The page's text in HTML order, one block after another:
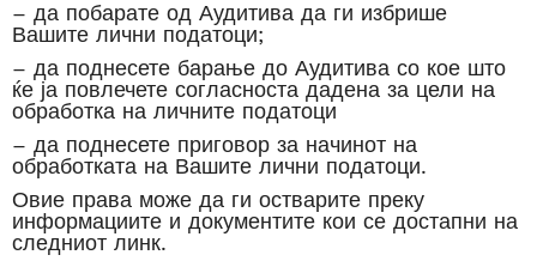
– да побарате од Аудитива да ги избрише
Вашите лични податоци;
– да поднесете барање до Аудитива со кое што
ќе ја повлечете согласноста дадена за цели на
обработка на личните податоци
– да поднесете приговор за начинот на
обработката на Вашите лични податоци.
Овие права може да ги остварите преку
информациите и документите кои се достапни на
следниот линк.